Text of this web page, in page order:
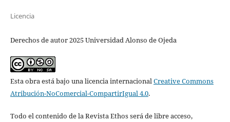
Licencia
Derechos de autor 2025 Universidad Alonso de Ojeda
Esta obra está bajo una licencia internacionalCreative Commons
Atribución-NoComercial-CompartirIgual 4.0.
Todo el contenido de la Revista Ethos será de libre acceso,